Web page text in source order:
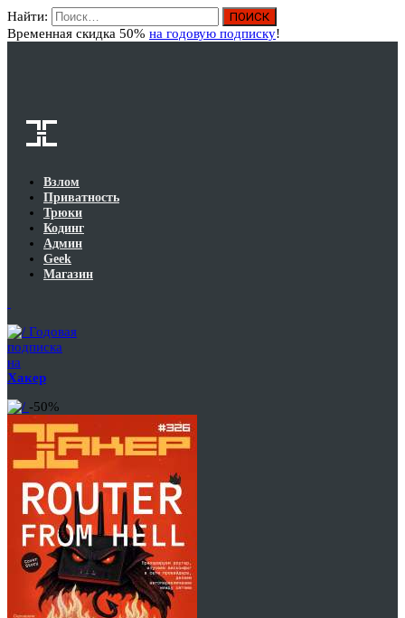
Найти:
Временная скидка 50% на годовую подписку!
Взлом
Приватность
Трюки
Кодинг
Админ
Geek
Магазин
Годовая
подписка
на
Хакер
-50%